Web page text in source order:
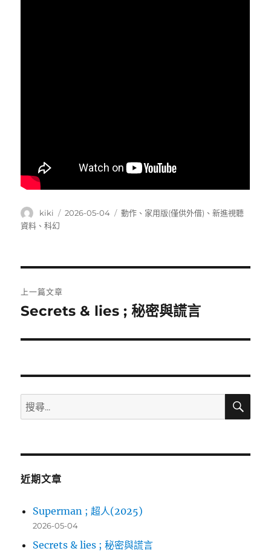
作
者
kiki
發
2026-05-04
分
動作 、 家用版(僅供外借) 、新進視聽
資料 、科幻
章
上一篇文章
上
篇
章:
Secrets & lies ; 秘密與謊言
搜
尋
鍵
搜
近期文章
Superman ; 超人(2025)
2026-05-04
Secrets & lies ; 秘密與謊言